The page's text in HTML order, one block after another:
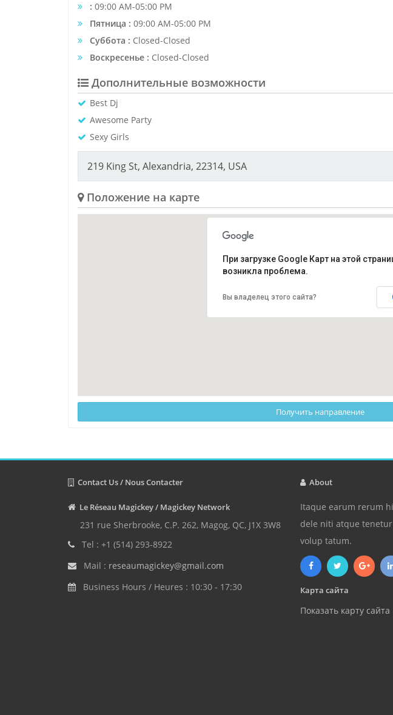
: 09:00 AM-05:00 PM
Пятница : 09:00 AM-05:00 PM
Суббота : Closed-Closed
Воскресенье : Closed-Closed
Дополнительные возможности
Best Dj
Awesome Party
Sexy Girls
219 King St, Alexandria, 22314, USA
Положение на карте
При загрузке Google Карт на этой
возникла проблема.
Вы владелец этого сайта?
Получить направление
Contact Us / Nous Contacter
Le Réseau Magickey / Magickey Network
231 rue Sherbrooke, C.P. 262, Magog, QC, J1X 3W8
Tel : +1 (514) 293-8922
Mail : reseaumagickey@gmail.com
Business Hours / Heures : 10:30 - 17:30
About
Itaque earum rerum
dele niti atque
volup tatum.
Карта сайта
Показать карту сайта